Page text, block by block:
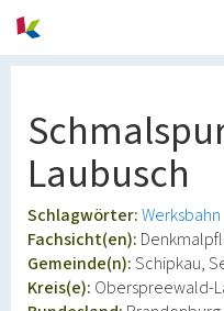
Laubusch
Schlagwörter:Werksbahn
Fachsicht(en):
Gemeinde(n):Schipkau,
Kreis(e): Oberspreewald-